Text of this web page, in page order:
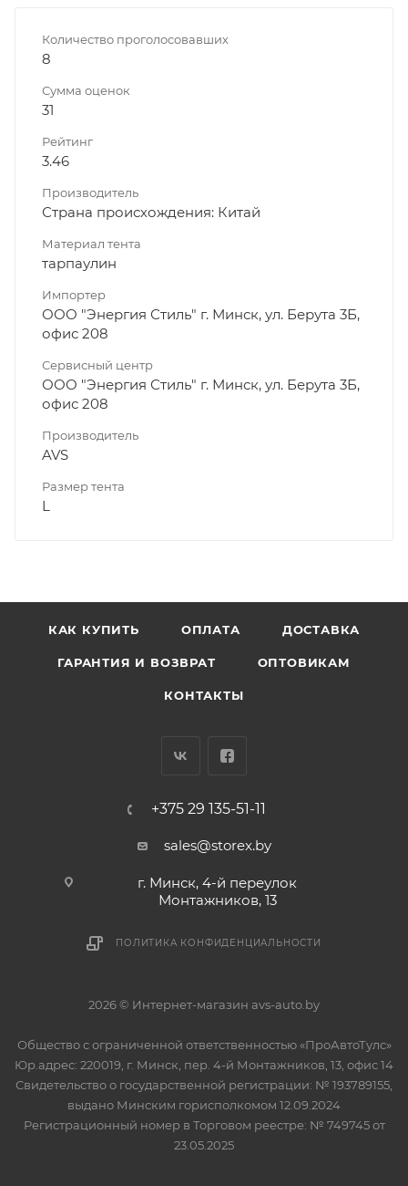
Количество проголосовавших
8
Сумма оценок
31
Рейтинг
3.46
Производитель
Страна происхождения: Китай
Материал тента
тарпаулин
Импортер
ООО "Энергия Стиль" г. Минск, ул. Берута 3Б,
офис 208
Сервисный центр
ООО "Энергия Стиль" г. Минск, ул. Берута 3Б,
офис 208
Производитель
AVS
Размер тента
L
КАК КУПИТЬ ОПЛАТА ДОСТАВКА
ГАРАНТИЯ И ВОЗВРАТ ОПТОВИКАМ
КОНТАКТЫ
+375 29 135-51-11
sales@storex.by
г. Минск, 4-й переулок
Монтажников, 13
ПОЛИТИКА КОНФИДЕНЦИАЛЬНОСТИ
2026 © Интернет-магазин avs-auto.by
Общество с ограниченной ответственностью «ПроАвтоТулс»
Юр.адрес: 220019, г. Минск, пер. 4-й Монтажников, 13, офис 14
Свидетельство о государственной регистрации: № 193789155,
выдано Минским горисполкомом 12.09.2024
Регистрационный номер в Торговом реестре: № 749745 от
23.05.2025